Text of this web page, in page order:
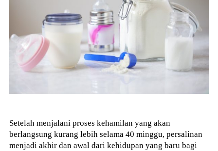
Setelah menjalani proses kehamilan yang akan
berlangsung kurang lebih selama 40 minggu, persalinan
menjadi akhir dan awal dari kehidupan yang baru bagi